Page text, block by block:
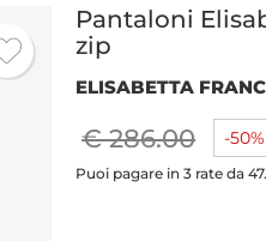
Pantaloni
zip
ELISABETTA
€ 286.00 -50%
Puoi pagare in 3 rate da